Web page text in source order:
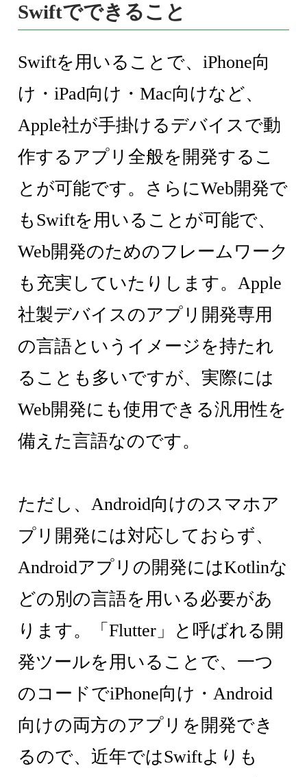
Swiftでできること
Swiftを用いることで、iPhone向
け・iPad向け・Mac向けなど、
Apple社が手掛けるデバイスで動
作するアプリ全般を開発するこ
とが可能です。さらにWeb開発で
もSwiftを用いることが可能で、
Web開発のためのフレームワーク
も充実していたりします。Apple
社製デバイスのアプリ開発専用
の言語というイメージを持たれ
ることも多いですが、実際には
Web開発にも使用できる汎用性を
備えた言語なのです。
ただし、Android向けのスマホア
プリ開発には対応しておらず、
Androidアプリの開発にはKotlinな
どの別の言語を用いる必要があ
ります。「Flutter」と呼ばれる開
発ツールを用いることで、一つ
のコードでiPhone向け・Android
向けの両方のアプリを開発でき
るので、近年ではSwiftよりも